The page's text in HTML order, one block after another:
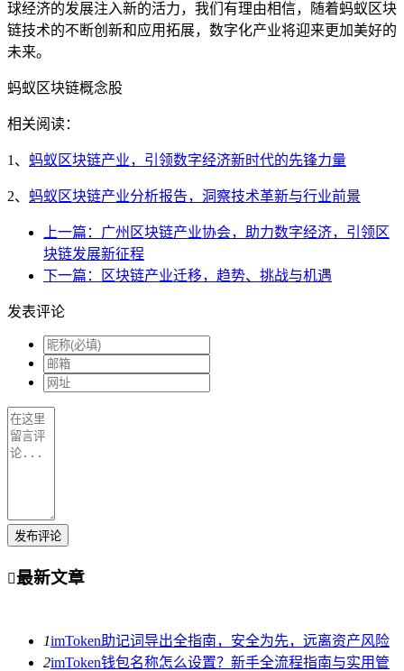
球经济的发展注入新的活力，我们有理由相信，随着蚂蚁区块
链技术的不断创新和应用拓展，数字化产业将迎来更加美好的
未来。
蚂蚁区块链概念股
相关阅读：
1、 蚂蚁区块链产业，引领数字经济新时代的先锋力量
2、 蚂蚁区块链产业分析报告，洞察技术革新与行业前景
上一篇：广州区块链产业协会，助力数字经济，引领区
块链发展新征程
下一篇：区块链产业迁移，趋势、挑战与机遇
发表评论
发布评论
最新文章
1imToken助记词导出全指南，安全为先，远离资产风险
2imToken钱包名称怎么设置？新手全流程指南与实用管